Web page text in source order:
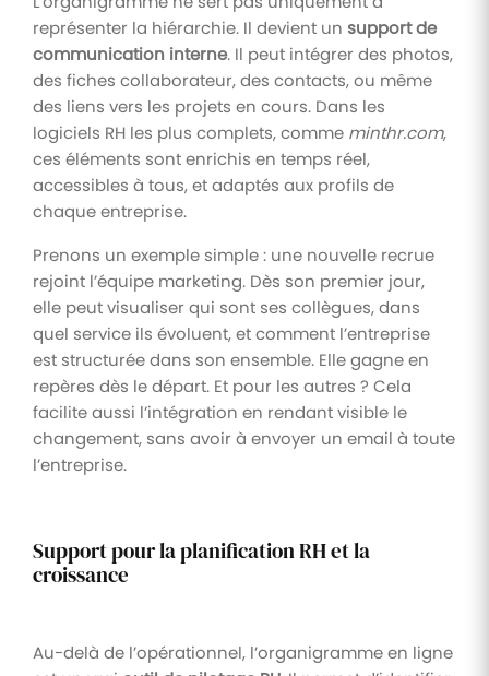
représenter la hiérarchie. Il devient un support de
communication interne. Il peut intégrer des photos,
des fiches collaborateur, des contacts, ou même
des liens vers les projets en cours. Dans les
logiciels RH les plus complets, comme minthr.com,
ces éléments sont enrichis en temps réel,
accessibles à tous, et adaptés aux profils de
chaque entreprise.
Prenons un exemple simple : une nouvelle recrue
rejoint l’équipe marketing. Dès son premier jour,
elle peut visualiser qui sont ses collègues, dans
quel service ils évoluent, et comment l’entreprise
est structurée dans son ensemble. Elle gagne en
repères dès le départ. Et pour les autres ? Cela
facilite aussi l’intégration en rendant visible le
changement, sans avoir à envoyer un email à toute
l’entreprise.
Support pour la planification RH et la
croissance
Au-delà de l’opérationnel, l’organigramme en ligne